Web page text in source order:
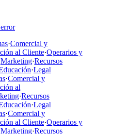
·Comercial y
al Cliente·Operarios y
Marketing·Recursos
·Legal
·Comercial y
al
·Recursos
·Legal
·Comercial y
al Cliente·Operarios y
Marketing·Recursos